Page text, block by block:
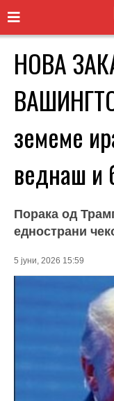
НОВА
земеме
веднаш и
Порака од
еднострани
5 јуни, 2026 15:59